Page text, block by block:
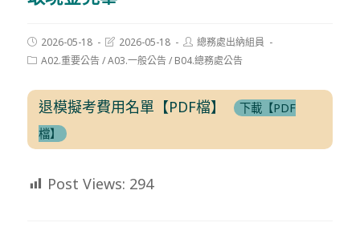
Post
published:
2026-05-18
Post
modified:
2026-05-18
Post
author:
總務處出納組員
PostA02.重要公告/A03.一般公告/ B04.總務處公告
退模擬考費用名單【PDF檔】
下載【PDF
檔】
Post Views: 294